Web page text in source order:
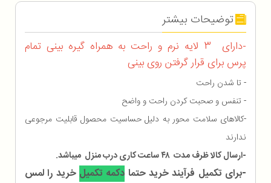
توضیحات بیشتر
-دارای 3 لایه نرم و راحت به همراه گیره بینی تمام
پرس برای قرار گرفتن روی بینی
- تا شدن راحت
- تنفس و صحبت کردن راحت و واضح
-کالاهای سلامت محور به دلیل حساسیت محصول قابلیت مرجوعی
ندارند
-ارسال کالا ظرف مدت ۴۸ ساعت کاری درب منزل میباشد.
-برای تکمیل فرآیند خرید حتما دکمه تکمیل خرید را لمس